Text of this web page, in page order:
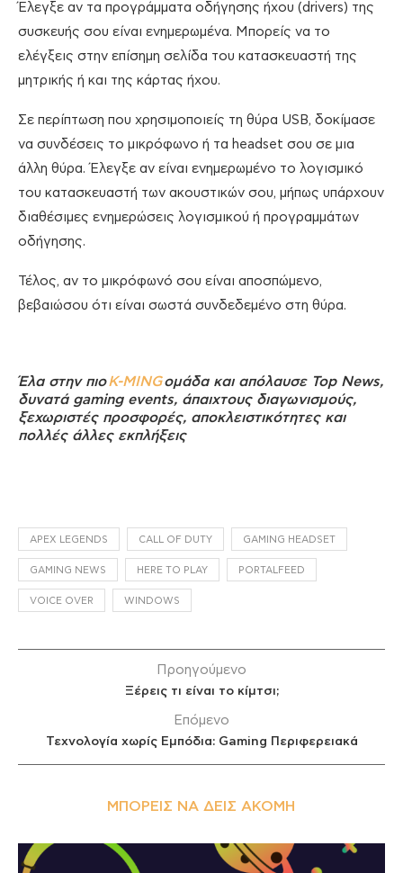
Έλεγξε αν τα προγράμματα οδήγησης ήχου (drivers) της
συσκευής σου είναι ενημερωμένα. Μπορείς να το
ελέγξεις στην επίσημη σελίδα του κατασκευαστή της
μητρικής ή και της κάρτας ήχου.
Σε περίπτωση που χρησιμοποιείς τη θύρα USB, δοκίμασε
να συνδέσεις το μικρόφωνο ή τα headset σου σε μια
άλλη θύρα. Έλεγξε αν είναι ενημερωμένο το λογισμικό
του κατασκευαστή των ακουστικών σου, μήπως υπάρχουν
διαθέσιμες ενημερώσεις λογισμικού ή προγραμμάτων
οδήγησης.
Τέλος, αν το μικρόφωνό σου είναι αποσπώμενο,
βεβαιώσου ότι είναι σωστά συνδεδεμένο στη θύρα.
Έλα στην πιοK-MINGομάδα και απόλαυσε Top News,
δυνατά gaming events, άπαιχτους διαγωνισμούς,
ξεχωριστές προσφορές, αποκλειστικότητες και
πολλές άλλες εκπλήξεις
APEX LEGENDS CALL OF DUTY GAMING HEADSET
GAMING NEWS HERE TO PLAY PORTALFEED
VOICE OVER WINDOWS
Προηγούμενο
Ξέρεις τι είναι το κίμτσι;
Επόμενο
Τεχνολογία χωρίς Εμπόδια: Gaming Περιφερειακά
ΜΠΟΡΕΊΣ ΝΑ ΔΕΙΣ ΑΚΌΜΗ